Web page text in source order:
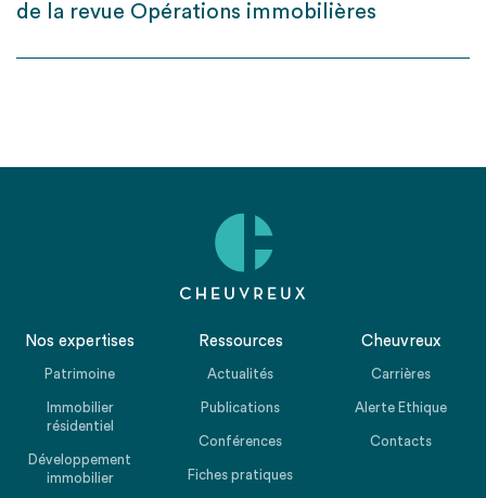
de la revue Opérations immobilières
Nos expertises
Patrimoine
Immobilier
résidentiel
Développement
immobilier
Ressources
Actualités
Publications
Conférences
Fiches pratiques
Cheuvreux
Carrières
Alerte Ethique
Contacts